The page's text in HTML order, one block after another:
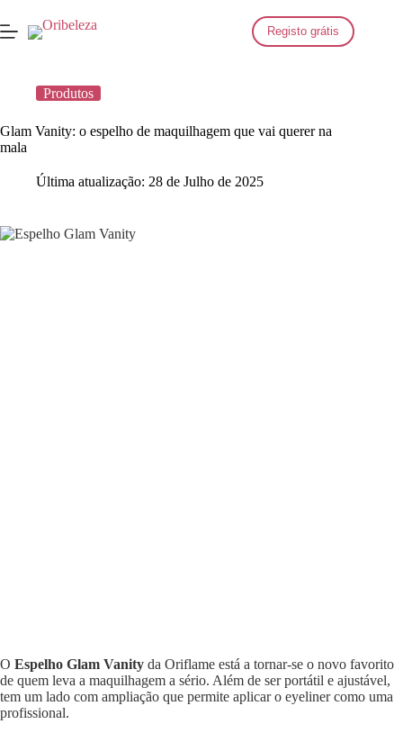
para
o
Registo grátis
Produtos
Glam Vanity: o espelho de maquilhagem que vai querer na
mala
Última atualização: 28 de Julho de 2025
O Espelho Glam Vanity da Oriflame está a tornar-se o novo favorito
de quem leva a maquilhagem a sério. Além de ser portátil e ajustável,
tem um lado com ampliação que permite aplicar o eyeliner como uma
profissional.